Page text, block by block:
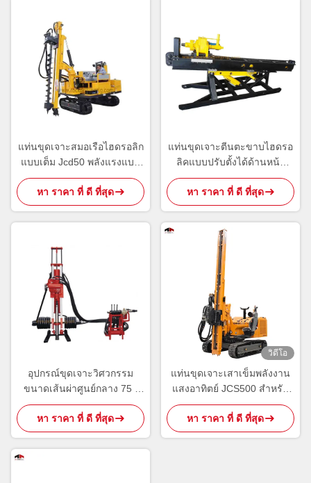
แท่นขุดเจาะสมอเรือไฮดรอลิก
แบบเต็ม Jcd50 พลังแรงแบบ
พกพาแท่นขุดเจาะ Dth
หา ราคา ที่ ดี ที่สุด
แท่นขุดเจาะตีนตะขาบไฮดรอ
ลิคแบบปรับตั้งได้ด้านหน้า
สำหรับโครงการเรือนกระจก
หา ราคา ที่ ดี ที่สุด
อุปกรณ์ขุดเจาะวิศวกรรม
ขนาดเส้นผ่าศูนย์กลาง 75 -
130 มม
หา ราคา ที่ ดี ที่สุด
วิดีโอ
แท่นขุดเจาะเสาเข็มพลังงาน
แสงอาทิตย์ JCS500 สำหรับ
การก่อสร้างฐานรากไฟฟ้าโซ
ลาร์เซลล์
หา ราคา ที่ ดี ที่สุด